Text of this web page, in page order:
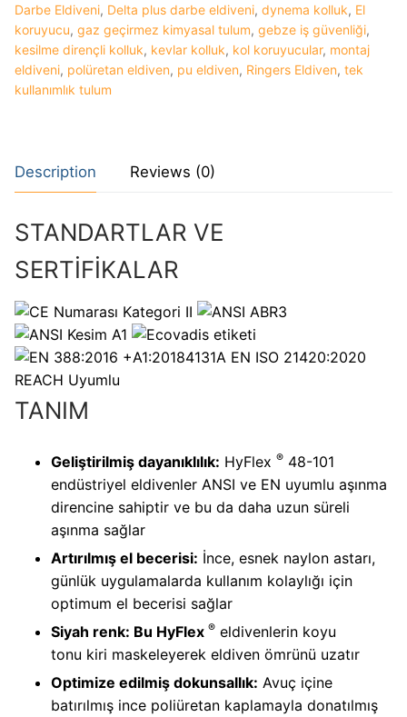
Darbe Eldiveni, Delta plus darbe eldiveni, dynema kolluk, El
koruyucu, gaz geçirmez kimyasal tulum, gebze iş güvenliği,
kesilme dirençli kolluk, kevlar kolluk, kol koruyucular, montaj
eldiveni, polüretan eldiven, pu eldiven, Ringers Eldiven, tek
kullanımlık tulum
Description Reviews (0)
STANDARTLAR VE
SERTİFİKALAR
Kategori II
4131A EN ISO 21420:2020
REACH Uyumlu
TANIM
Geliştirilmiş dayanıklılık: HyFlex ® 48-101
endüstriyel eldivenler ANSI ve EN uyumlu aşınma
direncine sahiptir ve bu da daha uzun süreli
aşınma sağlar
Artırılmış el becerisi: İnce, esnek naylon astarı,
günlük uygulamalarda kullanım kolaylığı için
optimum el becerisi sağlar
Siyah renk: Bu HyFlex ® eldivenlerin koyu
tonu kiri maskeleyerek eldiven ömrünü uzatır
Optimize edilmiş dokunsallık: Avuç içine
batırılmış ince poliüretan kaplamayla donatılmış